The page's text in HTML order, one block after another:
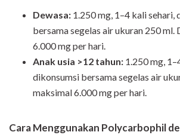
Dewasa: 1.250 mg, 1–4 kali sehari,
bersama segelas air ukuran 250 ml.
6.000 mg per hari.
Anak usia >12 tahun: 1.250 mg,
dikonsumsi bersama segelas air
maksimal 6.000 mg per hari.
Cara Menggunakan Polycarbophil